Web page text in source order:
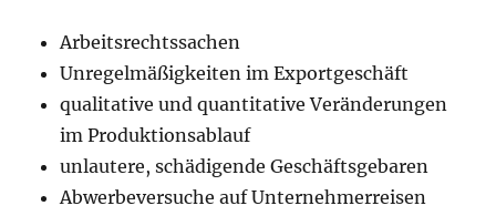
Arbeitsrechtssachen
Unregelmäßigkeiten im Exportgeschäft
qualitative und quantitative Veränderungen
im Produktionsablauf
unlautere, schädigende Geschäftsgebaren
Abwerbeversuche auf Unternehmerreisen